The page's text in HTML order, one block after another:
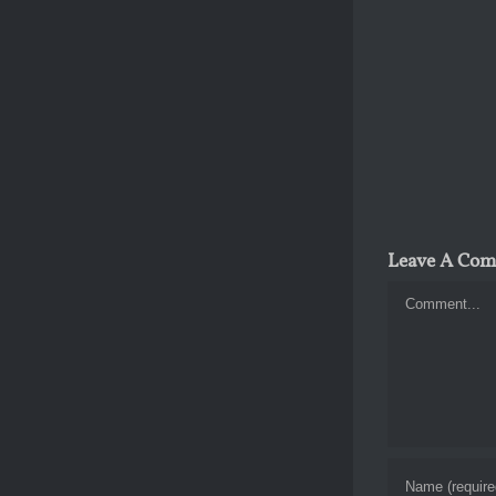
Leave A
Comment